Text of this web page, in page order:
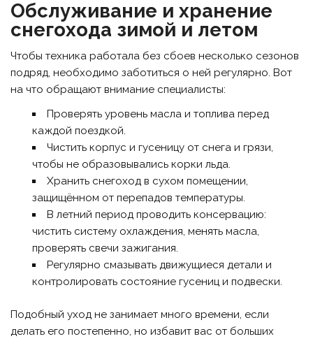
Обслуживание и хранение
снегохода зимой и летом
Чтобы техника работала без сбоев несколько сезонов
подряд, необходимо заботиться о ней регулярно. Вот
на что обращают внимание специалисты:
Проверять уровень масла и топлива перед
каждой поездкой.
Чистить корпус и гусеницу от снега и грязи,
чтобы не образовывались корки льда.
Хранить снегоход в сухом помещении,
защищённом от перепадов температуры.
В летний период проводить консервацию:
чистить систему охлаждения, менять масла,
проверять свечи зажигания.
Регулярно смазывать движущиеся детали и
контролировать состояние гусениц и подвески.
Подобный уход не занимает много времени, если
делать его постепенно, но избавит вас от больших